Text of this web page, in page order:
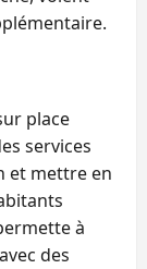
place
services
et mettre en
à
des